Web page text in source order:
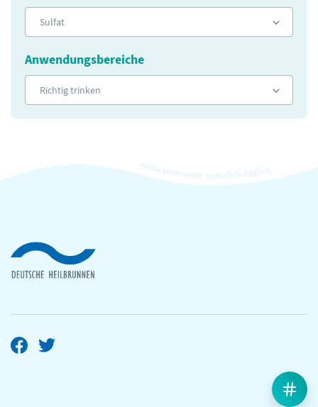
Sulfat
Anwendungsbereiche
Richtig trinken